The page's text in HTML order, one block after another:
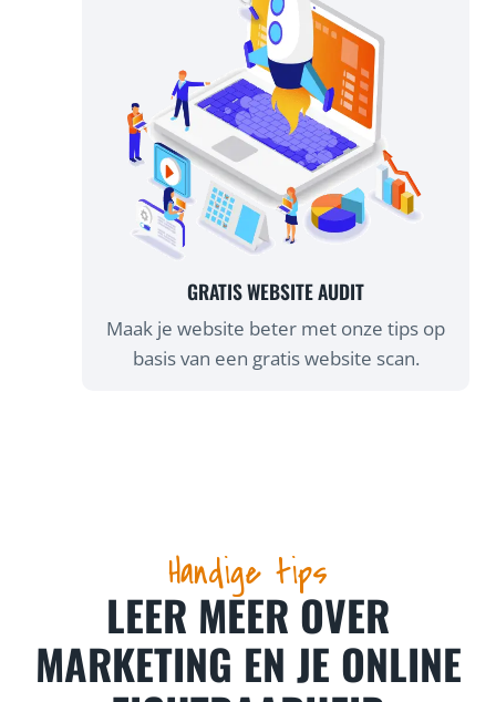
GRATIS WEBSITE AUDIT
Maak je website beter met onze tips op
basis van een gratis website scan.
Handige tips
LEER MEER OVER
MARKETING EN JE ONLINE